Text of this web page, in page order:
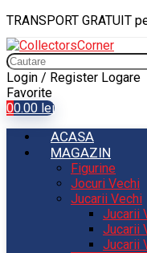
TRANSPORT GRATUIT
Login / Register Logare
Favorite
00.00 lei
ACASA
MAGAZIN
Figurine
Jocuri Vechi
Jucarii Vechi
Jucarii
Jucarii
Jucarii